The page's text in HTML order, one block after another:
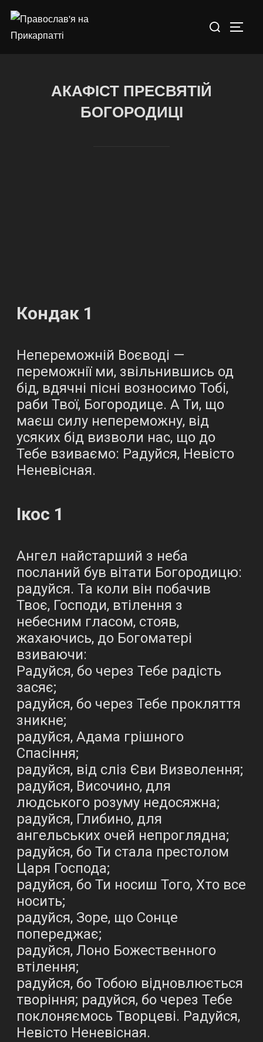
АКАФІСТ ПРЕСВЯТІЙ
БОГОРОДИЦІ
Кондак 1
Непереможній Воєводі —
переможнії ми, звільнившись од
бід, вдячні пісні возносимо Тобі,
раби Твої, Богородице. А Ти, що
маєш силу непереможну, від
усяких бід визволи нас, що до
Тебе взиваємо: Радуйся, Невісто
Неневісная.
Ікос 1
Ангел найстарший з неба
посланий був вітати Богородицю:
радуйся. Та коли він побачив
Твоє, Господи, втілення з
небесним гласом, стояв,
жахаючись, до Богоматері
взиваючи:
Радуйся, бо через Тебе радість
засяє;
радуйся, бо через Тебе прокляття
зникне;
радуйся, Адама грішного
Спасіння;
радуйся, від сліз Єви Визволення;
радуйся, Височино, для
людського розуму недосяжна;
радуйся, Глибино, для
ангельських очей непроглядна;
радуйся, бо Ти стала престолом
Царя Господа;
радуйся, бо Ти носиш Того, Хто все
носить;
радуйся, Зоре, що Сонце
попереджає;
радуйся, Лоно Божественного
втілення;
радуйся, бо Тобою відновлюється
творіння; радуйся, бо через Тебе
поклоняємось Творцеві. Радуйся,
Невісто Неневісная.